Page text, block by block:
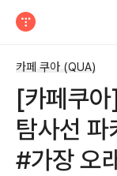
카페 쿠아 (QUA)
[카페쿠
탐사선
#가장 오